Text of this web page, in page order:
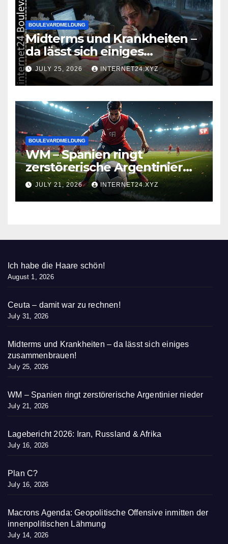
BOULEVARDMELDUNG
Midterms und Krankheiten –
da lässt sich einiges
zusammenbrauen!
JULY 25, 2026 INTERNET24.XYZ
BOULEVARDMELDUNG
WM – Spanien ringt
zerstörerische Argentinier
nieder
JULY 21, 2026 INTERNET24.XYZ
Ich habe die Haare schön!
August 1, 2026
Ceuta – damit war zu rechnen!
July 31, 2026
Midterms und Krankheiten – da lässt sich einiges
zusammenbrauen!
July 25, 2026
WM – Spanien ringt zerstörerische Argentinier nieder
July 21, 2026
Lagebericht 2026: Iran, Russland & Afrika
July 16, 2026
Plan C?
July 16, 2026
Macrons Agenda: Geopolitische Offensive inmitten der
innenpolitischen Lähmung
July 14, 2026